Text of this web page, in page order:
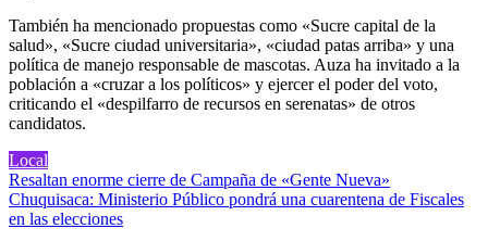
También ha mencionado propuestas como «Sucre capital de la
salud», «Sucre ciudad universitaria», «ciudad patas arriba» y una
política de manejo responsable de mascotas. Auza ha invitado a la
población a «cruzar a los políticos» y ejercer el poder del voto,
criticando el «despilfarro de recursos en serenatas» de otros
candidatos.
Local
Navegación
de
Resaltan enorme cierre de Campaña de «Gente Nueva»
Chuquisaca: Ministerio Público pondrá una cuarentena de Fiscales
en las elecciones